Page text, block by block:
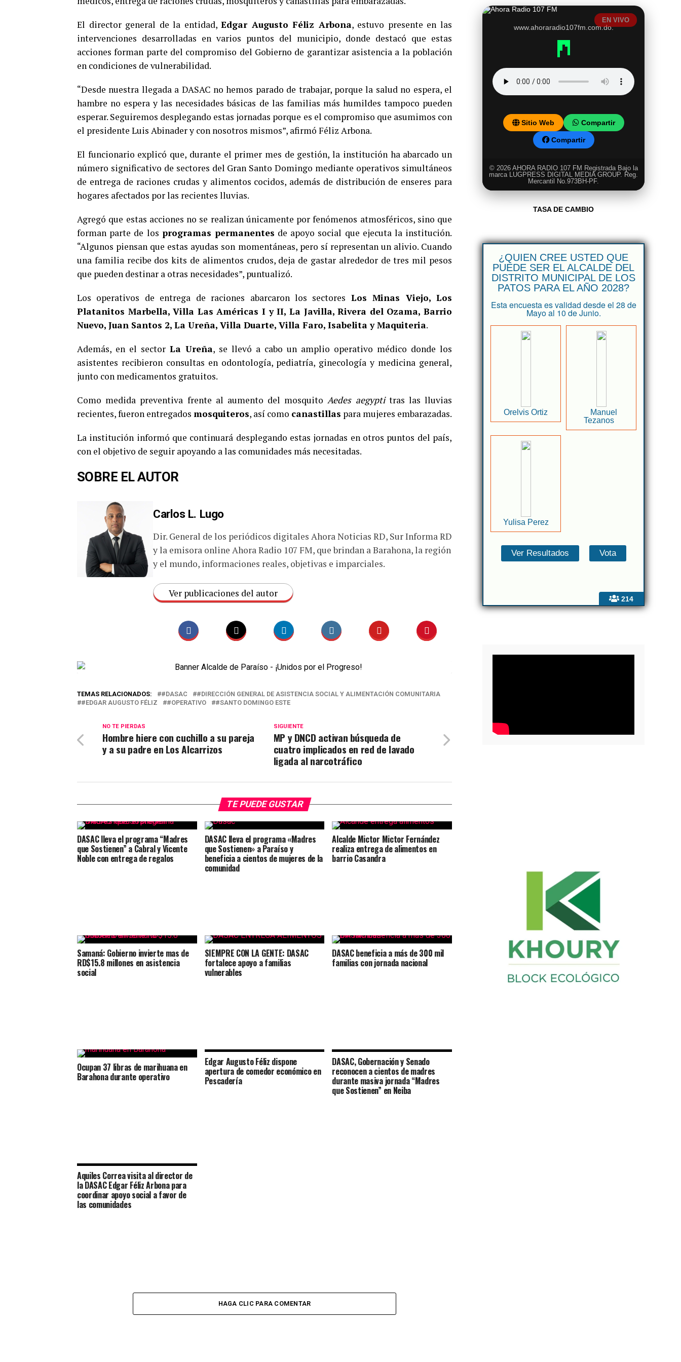
El director general de la entidad,Edgar Augusto Féliz Arbona, estuvo presente en las
intervenciones desarrolladas en varios puntos del municipio, donde destacó que estas
acciones forman parte del compromiso del Gobierno de garantizar asistencia a la población
en condiciones de vulnerabilidad.
“Desde nuestra llegada a DASAC no hemos parado de trabajar, porque la salud no espera, el
hambre no espera y las necesidades básicas de las familias más humildes tampoco pueden
esperar. Seguiremos desplegando estas jornadas porque es el compromiso que asumimos con
el presidente Luis Abinader y con nosotros mismos”, afirmó Féliz Arbona.
El funcionario explicó que, durante el primer mes de gestión, la institución ha abarcado un
número significativo de sectores del Gran Santo Domingo mediante operativos simultáneos
de entrega de raciones crudas y alimentos cocidos, además de distribución de enseres para
hogares afectados por las recientes lluvias.
Agregó que estas acciones no se realizan únicamente por fenómenos atmosféricos, sino que
forman parte de los programas permanentes de apoyo social que ejecuta la institución.
“Algunos piensan que estas ayudas son momentáneas, pero sí representan un alivio. Cuando
una familia recibe dos kits de alimentos crudos, deja de gastar alrededor de tres mil pesos
que pueden destinar a otras necesidades”, puntualizó.
Los operativos de entrega de raciones abarcaron los sectores Los Minas Viejo, Los
Platanitos Marbella, Villa Las Américas I y II, La Javilla, Rivera del Ozama, Barrio
Nuevo, Juan Santos 2, La Ureña, Villa Duarte, Villa Faro, Isabelita y Maquiteria.
Además, en el sector La Ureña, se llevó a cabo un amplio operativo médico donde los
asistentes recibieron consultas en odontología, pediatría, ginecología y medicina general,
junto con medicamentos gratuitos.
Como medida preventiva frente al aumento del mosquitoAedes aegyptitras las lluvias
recientes, fueron entregados mosquiteros, así como canastillas para mujeres embarazadas.
La institución informó que continuará desplegando estas jornadas en otros puntos del país,
con el objetivo de seguir apoyando a las comunidades más necesitadas.
SOBRE EL AUTOR
Carlos L. Lugo
Dir. General de los periódicos digitales Ahora Noticias RD, Sur Informa RD
y la emisora online Ahora Radio 107 FM, que brindan a Barahona, la región
y el mundo, informaciones reales, objetivas e imparciales.
Ver publicaciones del autor
TEMAS RELACIONADOS: #DASAC
#DIRECCIÓN GENERAL DE ASISTENCIA SOCIAL Y ALIMENTACIÓN COMUNITARIA
#EDGAR AUGUSTO FÉLIZ
#OPERATIVO #SANTO DOMINGO ESTE
SIGUIENTE
MP y DNCD activan búsqueda de
cuatro implicados en red de lavado
ligada al narcotráfico
NO TE PIERDAS
Hombre hiere con cuchillo a su pareja
y a su padre en Los Alcarrizos
TE PUEDE GUSTAR
DASAC lleva el programa “Madres
que Sostienen” a Cabral y Vicente
Noble con entrega de regalos
DASAC lleva el programa «Madres
que Sostienen» a Paraíso y
beneficia a cientos de mujeres de la
comunidad
Alcalde Mictor Mictor Fernández
realiza entrega de alimentos en
barrio Casandra
Samaná: Gobierno invierte mas de
RD$15.8 millones en asistencia
social
SIEMPRE CON LA GENTE: DASAC
fortalece apoyo a familias
vulnerables
DASAC beneficia a más de 300 mil
familias con jornada nacional
Ocupan 37 libras de marihuana en
Barahona durante operativo
Edgar Augusto Féliz dispone
apertura de comedor económico en
Pescadería
DASAC, Gobernación y Senado
reconocen a cientos de madres
durante masiva jornada “Madres
que Sostienen” en Neiba
Aquiles Correa visita al director de
la DASAC Edgar Féliz Arbona para
coordinar apoyo social a favor de
las comunidades
HAGA CLIC PARA COMENTAR
EN VIVO
www.ahoraradio107fm.com.do.
Sitio Web Compartir
Compartir
© 2026 AHORA RADIO 107 FM Registrada Bajo la
marca LUGPRESS DIGITAL MEDIA GROUP. Reg.
Mercantil No.973BH-PF.
TASA DE CAMBIO
214
¿QUIEN CREE USTED QUE
PUEDE SER EL ALCALDE DEL
DISTRITO MUNICIPAL DE LOS
PATOS PARA EL AÑO 2028?
Esta encuesta es validad desde el 28 de
Mayo al 10 de Junio.
Orelvis Ortiz
Manuel
Tezanos
Yulisa Perez